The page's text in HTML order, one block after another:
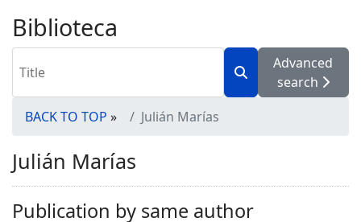
Biblioteca
Advanced
search
BACK TO TOP » Julián Marías
Julián Marías
Publication by same author